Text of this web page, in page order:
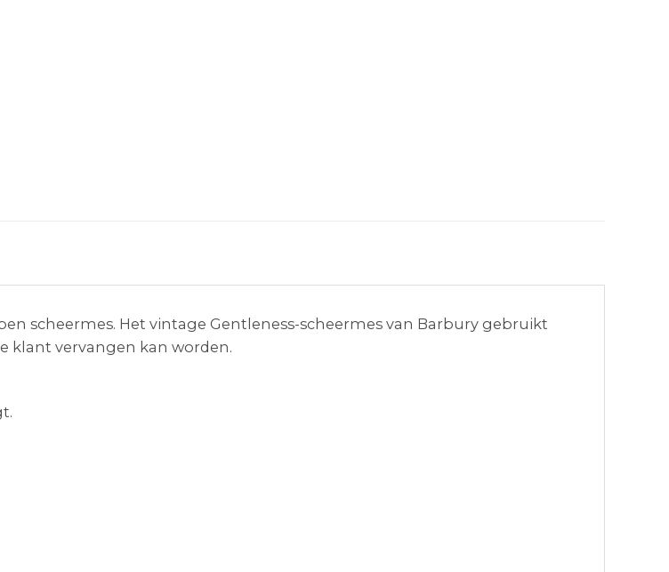
scheermes. Het vintage Gentleness-scheermes van Barbury gebruikt
klant vervangen kan worden.